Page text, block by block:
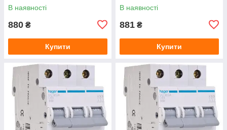
В наявності
880 ₴
Купити
В наявності
881 ₴
Купити